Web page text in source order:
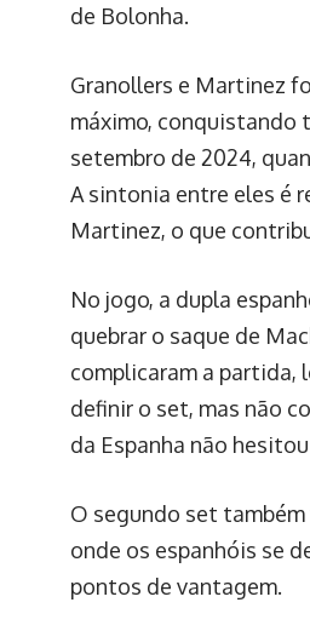
de Bolonha.
Granollers e Martinez
máximo, conquistando
setembro de 2024,
A sintonia entre eles é
Martinez, o que
No jogo, a dupla
quebrar o saque de
complicaram a partida,
definir o set, mas não
da Espanha não
O segundo set
onde os espanhóis se
pontos de vantagem.